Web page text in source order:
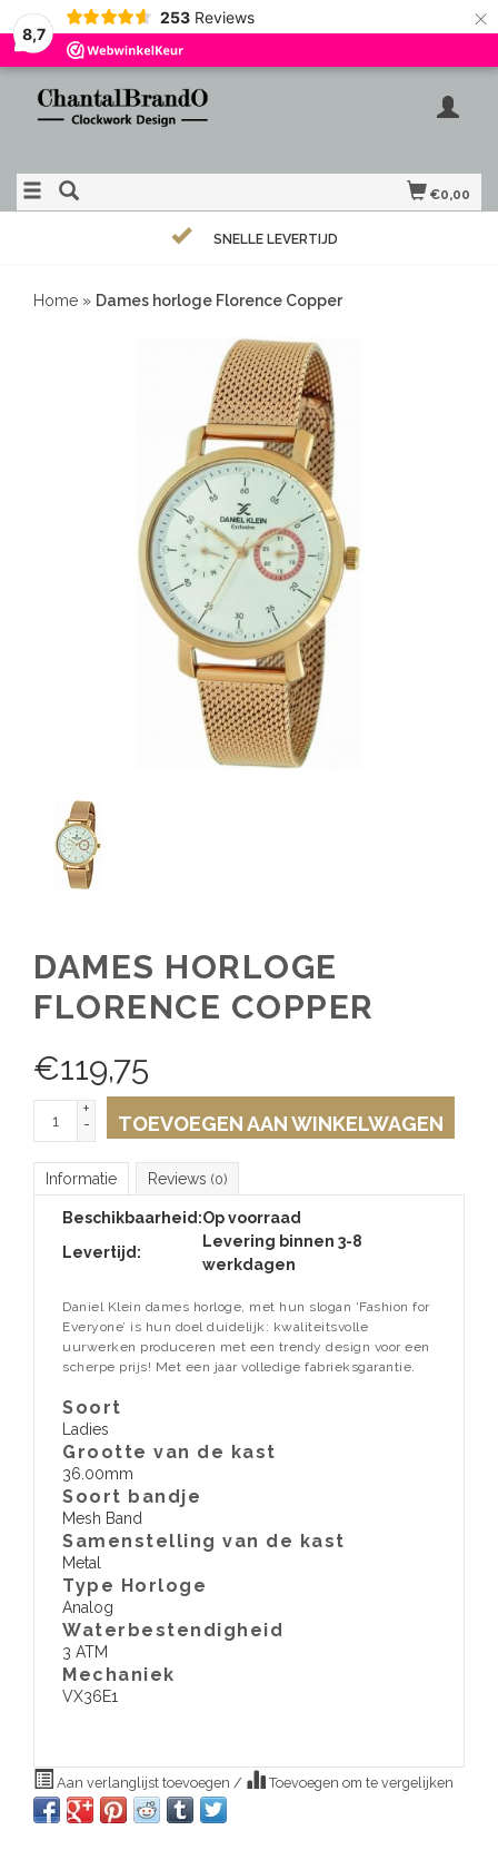
8,7
253 Reviews ×
€0,00
SNELLE LEVERTIJD
Home » Dames horloge Florence Copper
DAMES HORLOGE
FLORENCE COPPER
€119,75
+
-
TOEVOEGEN AAN WINKELWAGEN
Informatie Reviews (0)
Beschikbaarheid:Op voorraad
Levertijd:
Levering binnen 3-8
werkdagen
Daniel Klein dames horloge, met hun slogan ‘Fashion for
Everyone’ is hun doel duidelijk: kwaliteitsvolle
uurwerken produceren met een trendy design voor een
scherpe prijs! Met een jaar volledige fabrieksgarantie.
Soort
Ladies
Grootte van de kast
36.00mm
Soort bandje
Mesh Band
Samenstelling van de kast
Metal
Type Horloge
Analog
Waterbestendigheid
3 ATM
​Mechaniek
VX36E1
Aan verlanglijst toevoegen / Toevoegen om te vergelijken